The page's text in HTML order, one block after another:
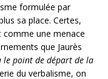
formulée par
sa place. Certes,
comme une menace
que Jaurès
le point de départ de la
du verbalisme, on